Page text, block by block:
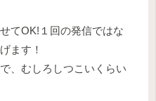
てOK!１回の発信ではな
ます！
、むしろしつこいくらい